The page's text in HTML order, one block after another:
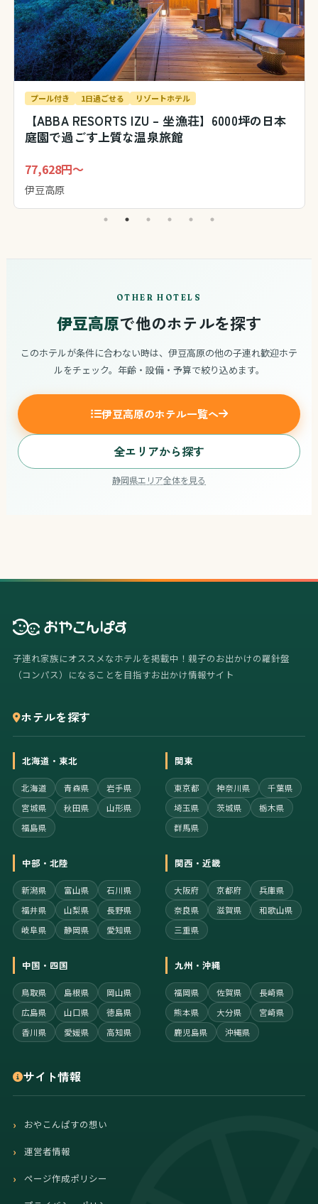
プール付き 1日過ごせる リゾートホテル
【ABBA RESORTS IZU – 坐漁荘】6000坪の日本
庭園で過ごす上質な温泉旅館
77,628円～
伊豆高原
OTHER HOTELS
伊豆高原で他のホテルを探す
このホテルが条件に合わない時は、伊豆高原の他の子連れ歓迎ホテ
ルをチェック。年齢・設備・予算で絞り込めます。
伊豆高原のホテル一覧へ
全エリアから探す
静岡県エリア全体を見る
子連れ家族にオススメなホテルを掲載中！親子のお出かけの羅針盤
（コンパス）になることを目指すお出かけ情報サイト
ホテルを探す
北海道・東北
北海道 青森県
岩手県
宮城県
秋田県
山形県
福島県
関東
東京都 神奈川県
千葉県
埼玉県
茨城県
栃木県
群馬県
中部・北陸
新潟県 富山県
石川県
福井県
山梨県
長野県
岐阜県
静岡県 愛知県
関西・近畿
大阪府 京都府
兵庫県
奈良県
滋賀県
和歌山県
三重県
中国・四国
鳥取県 島根県
岡山県
広島県
山口県
徳島県
香川県
愛媛県 高知県
九州・沖縄
福岡県 佐賀県
長崎県
熊本県
大分県
宮崎県
鹿児島県
沖縄県
サイト情報
おやこんぱすの想い
運営者情報
ページ作成ポリシー